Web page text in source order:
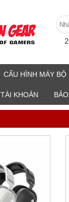
CẤU HÌNH MÁY BỘ
TÀI KHOẢN